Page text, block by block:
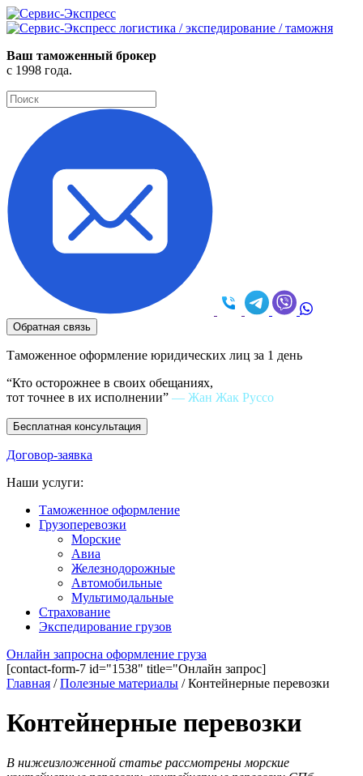
логистика / экспедирование / таможня
Ваш таможенный брокер
с 1998 года.
Обратная связь
Таможенное оформление юридических лиц за 1 день
“Кто осторожнее в своих обещаниях,
тот точнее в их исполнении” — Жан Жак Руссо
Бесплатная консультация
Договор-заявка
Наши услуги:
Таможенное оформление
Грузоперевозки
Морские
Авиа
Железнодорожные
Автомобильные
Мультимодальные
Страхование
Экспедирование грузов
Онлайн запросна оформление груза
[contact-form-7 id="1538" title="Онлайн запрос]
Главная /Полезные материалы /Контейнерные перевозки
Контейнерные перевозки
В нижеизложенной статье рассмотрены морские